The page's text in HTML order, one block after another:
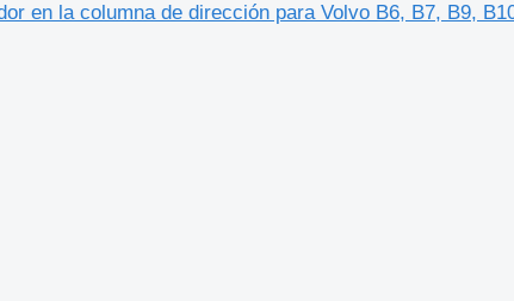
en la columna de dirección para Volvo B6, B7, B9,